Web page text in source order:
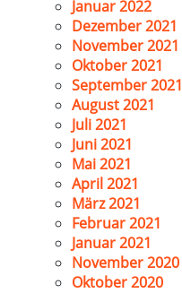
Januar 2022
Dezember 2021
November 2021
Oktober 2021
September 2021
August 2021
Juli 2021
Juni 2021
Mai 2021
April 2021
März 2021
Februar 2021
Januar 2021
November 2020
Oktober 2020